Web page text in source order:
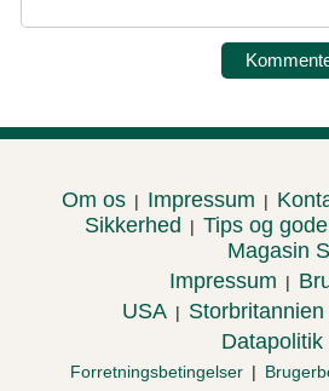
Om os | Impressum |
Sikkerhed | Tips og
Magasin
Impressum |
USA | Storbritannien
Datapolitik
Forretningsbetingelser |